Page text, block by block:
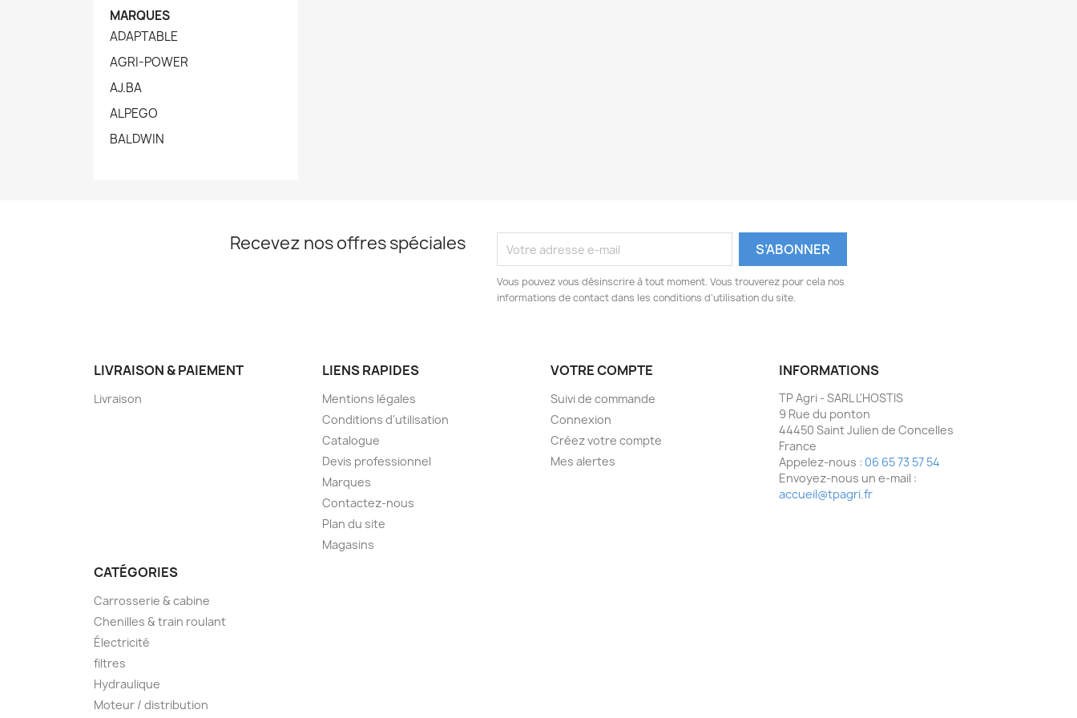
MARQUES
ADAPTABLE
AGRI-POWER
AJ.BA
ALPEGO
BALDWIN
Recevez nos offres spéciales
Vous pouvez vous désinscrire à tout moment. Vous trouverez pour cela nos
informations de contact dans les conditions d'utilisation du site.
LIVRAISON & PAIEMENT
Livraison
LIENS RAPIDES
Mentions légales
Conditions d'utilisation
Catalogue
Devis professionnel
Marques
Contactez-nous
Plan du site
Magasins
CATÉGORIES
Carrosserie & cabine
Chenilles & train roulant
Électricité
filtres
Hydraulique
Moteur / distribution
VOTRE COMPTE
Suivi de commande
Connexion
Créez votre compte
Mes alertes
INFORMATIONS
TP Agri - SARL L'HOSTIS
9 Rue du ponton
44450 Saint Julien de Concelles
France
Appelez-nous : 06 65 73 57 54
Envoyez-nous un e-mail :
accueil@tpagri.fr